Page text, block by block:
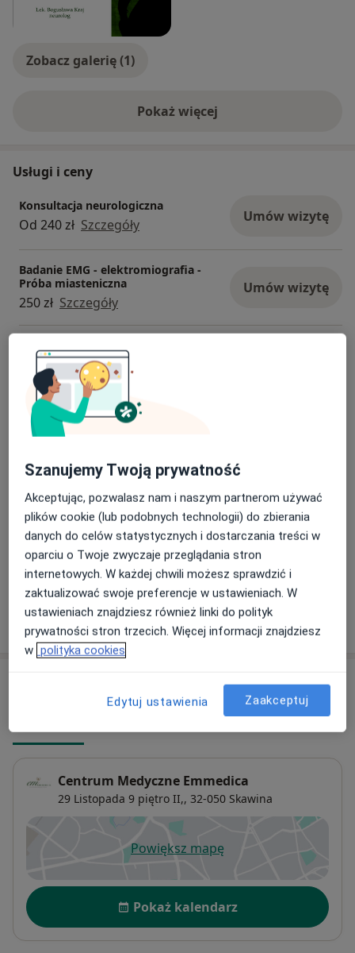
Zobacz galerię (1)
Pokaż więcejo doświadczeniu
Usługi i ceny
Konsultacja neurologiczna
Od 240 zł Szczegóły Umów wizytę
Badanie EMG - elektromiografia -
Próba miasteniczna
250 zł Szczegóły
Umów wizytę
USG / doppler tętnic szyjnych
200 zł - 250 zł Szczegóły
Konsultacja neurologiczna+USG
Doppler
Doppler przezczaszkowy + tętnic
szyjnych
450 zł - 500 zł Szczegóły
Umów wizytę
+ 13 usług
W jaki sposób ustalane są ceny?
Adres 4
Centrum Medyczne Emmedica
29 Listopada 9 piętro II,, 32-050 Skawina
Powiększ mapęotwiera się w nowej karcie
Dostępność
Pokaż kalendarz
Szanujemy Twoją prywatność
Akceptując, pozwalasz nam i naszym partnerom używać
plików cookie (lub podobnych technologii) do zbierania
danych do celów statystycznych i dostarczania treści w
oparciu o Twoje zwyczaje przeglądania stron
internetowych. W każdej chwili możesz sprawdzić i
zaktualizować swoje preferencje w ustawieniach. W
ustawieniach znajdziesz również linki do polityk
prywatności stron trzecich. Więcej informacji znajdziesz
w polityka cookies
Edytuj ustawienia Zaakceptuj